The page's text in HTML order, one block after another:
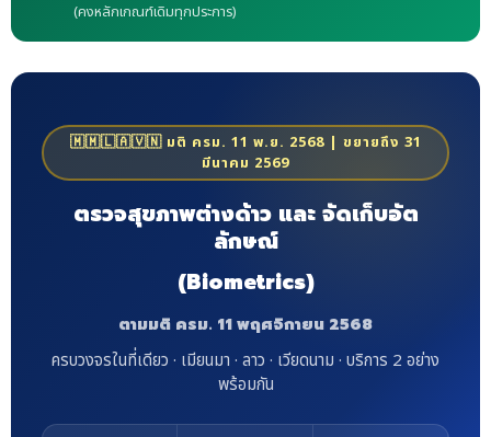
(คงหลักเกณฑ์เดิมทุกประการ)
🇲🇲🇱🇦🇻🇳 มติ ครม. 11 พ.ย. 2568 | ขยายถึง 31
มีนาคม 2569
ตรวจสุขภาพต่างด้าว และ จัดเก็บอัต
ลักษณ์
(Biometrics)
ตามมติ ครม. 11 พฤศจิกายน 2568
ครบวงจรในที่เดียว · เมียนมา · ลาว · เวียดนาม · บริการ 2 อย่าง
พร้อมกัน